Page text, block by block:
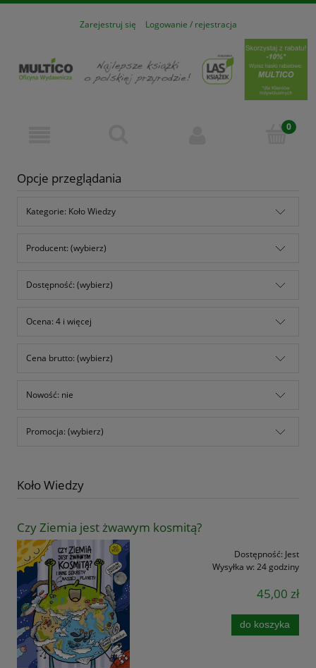
Zarejestruj się Logowanie / rejestracja
Opcje przeglądania
Kategorie: Koło Wiedzy
Producent: (wybierz)
Dostępność: (wybierz)
Ocena: 4 i więcej
Cena brutto: (wybierz)
Nowość: nie
Promocja: (wybierz)
Koło Wiedzy
Czy Ziemia jest żwawym kosmitą?
Dostępność: Jest
Wysyłka w: 24 godziny
45,00 zł
do koszyka